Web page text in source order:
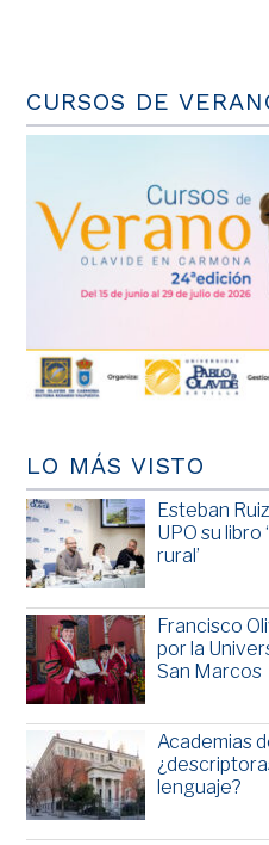
CURSOS DE
LO MÁS VISTO
Esteban
UPO su libro
rural’
Francisco
por la
San Marcos
Academias
lenguaje?